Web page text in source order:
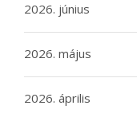
2026. június
2026. május
2026. április